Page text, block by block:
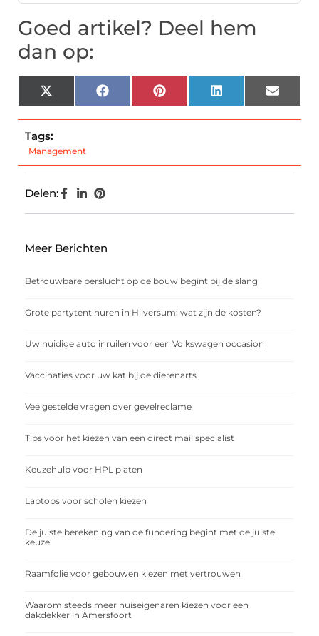
Goed artikel? Deel hem
dan op:
X
(Twitter)
Facebook Pinterest LinkedIn Email
Tags:
Management
Delen:
Meer Berichten
Betrouwbare perslucht op de bouw begint bij de slang
Grote partytent huren in Hilversum: wat zijn de kosten?
Uw huidige auto inruilen voor een Volkswagen occasion
Vaccinaties voor uw kat bij de dierenarts
Veelgestelde vragen over gevelreclame
Tips voor het kiezen van een direct mail specialist
Keuzehulp voor HPL platen
Laptops voor scholen kiezen
De juiste berekening van de fundering begint met de juiste
keuze
Raamfolie voor gebouwen kiezen met vertrouwen
Waarom steeds meer huiseigenaren kiezen voor een
dakdekker in Amersfoort